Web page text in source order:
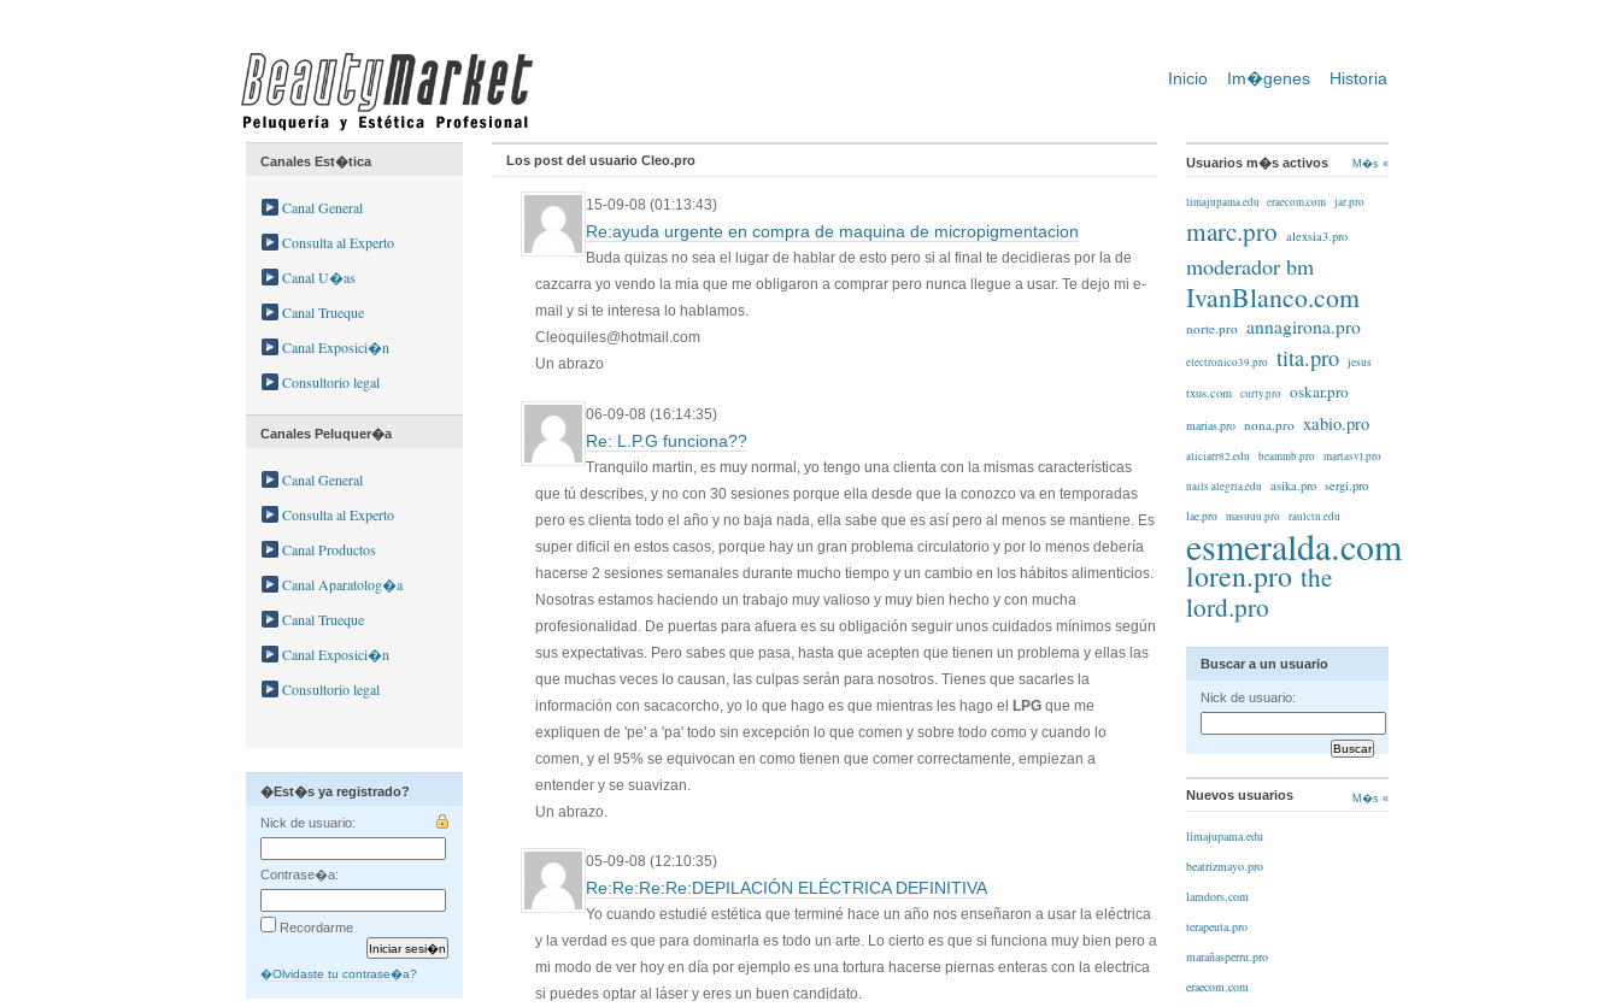
Inicio Im�genes Historia
Canales Est�tica
Canal General
Consulta al Experto
Canal U�as
Canal Trueque
Canal Exposici�n
Consultorio legal
Canales Peluquer�a
Canal General
Consulta al Experto
Canal Productos
Canal Aparatolog�a
Canal Trueque
Canal Exposici�n
Consultorio legal
�Est�s ya registrado?
Nick de usuario:
Contrase�a:
Recordarme
�Olvidaste tu contrase�a?
Los post del usuario Cleo.pro
15-09-08 (01:13:43)
Re:ayuda urgente en compra de maquina de micropigmentacion
Buda quizas no sea el lugar de hablar de esto pero si al final te decidieras por la de
cazcarra yo vendo la mia que me obligaron a comprar pero nunca llegue a usar. Te dejo mi e-
mail y si te interesa lo hablamos.
Cleoquiles@hotmail.com
Un abrazo
06-09-08 (16:14:35)
Re: L.P.G funciona??
Tranquilo martin, es muy normal, yo tengo una clienta con la mismas características
que tú describes, y no con 30 sesiones porque ella desde que la conozco va en temporadas
pero es clienta todo el año y no baja nada, ella sabe que es así pero al menos se mantiene. Es
super dificil en estos casos, porque hay un gran problema circulatorio y por lo menos debería
hacerse 2 sesiones semanales durante mucho tiempo y un cambio en los hábitos alimenticios.
Nosotras estamos haciendo un trabajo muy valioso y muy bien hecho y con mucha
profesionalidad. De puertas para afuera es su obligación seguir unos cuidados mínimos según
sus expectativas. Pero sabes que pasa, hasta que acepten que tienen un problema y ellas las
que muchas veces lo causan, las culpas serán para nosotros. Tienes que sacarles la
información con sacacorcho, yo lo que hago es que mientras les hago el LPG que me
expliquen de 'pe' a 'pa' todo sin excepción lo que comen y sobre todo como y cuando lo
comen, y el 95% se equivocan en como tienen que comer correctamente, empiezan a
entender y se suavizan.
Un abrazo.
05-09-08 (12:10:35)
Re:Re:Re:Re:DEPILACIÓN ELÉCTRICA DEFINITIVA
Yo cuando estudié estética que terminé hace un año nos enseñaron a usar la eléctrica
y la verdad es que para dominarla es todo un arte. Lo cierto es que si funciona muy bien pero a
mi modo de ver hoy en día por ejemplo es una tortura hacerse piernas enteras con la electrica
si puedes optar al láser y eres un buen candidato.
Usuarios m�s activos M�s «
limajupama.edu eraecom.com jar.pro
marc.pro alexsia3.pro
moderador bm
IvanBlanco.com
norte.pro annagirona.pro
electronico39.pro tita.pro jesus
txus.com curly.pro oskar.pro
marias.pro nona.pro xabio.pro
aliciarr82.edu beammb.pro martasvl.pro
nails alegría.edu
asika.pro sergi.pro
lae.pro masuuu.pro raulctn.edu
esmeralda.com
loren.pro the
lord.pro
Buscar a un usuario
Nick de usuario:
Nuevos usuarios M�s «
limajupama.edu
beatrizmayo.pro
lamdors.com
terapeuta.pro
marañasperru.pro
eraecom.com